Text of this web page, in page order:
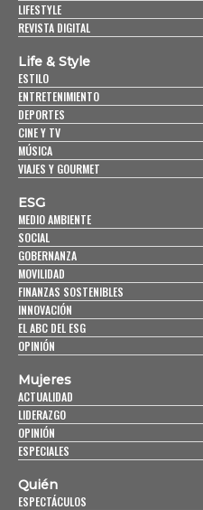
LIFESTYLE
REVISTA DIGITAL
Life & Style
ESTILO
ENTRETENIMIENTO
DEPORTES
CINE Y TV
MÚSICA
VIAJES Y GOURMET
ESG
MEDIO AMBIENTE
SOCIAL
GOBERNANZA
MOVILIDAD
FINANZAS SOSTENIBLES
INNOVACIÓN
EL ABC DEL ESG
OPINIÓN
Mujeres
ACTUALIDAD
LIDERAZGO
OPINIÓN
ESPECIALES
Quién
ESPECTÁCULOS